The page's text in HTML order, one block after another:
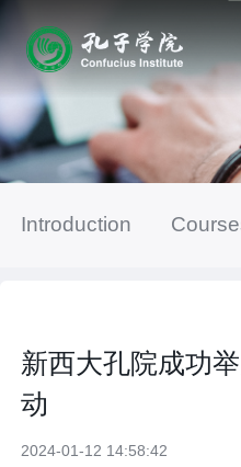
Introduction
新西大孔院成功
动
2024-01-12 14:58:42